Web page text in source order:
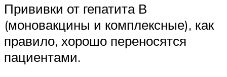
Прививки от гепатита В
(моновакцины и комплексные), как
правило, хорошо переносятся
пациентами.